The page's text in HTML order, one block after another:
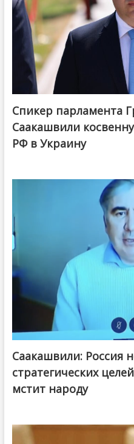
Спикер парламента
Саакашвили
РФ в Украину
Саакашвили: Россия
стратегических
мстит народу